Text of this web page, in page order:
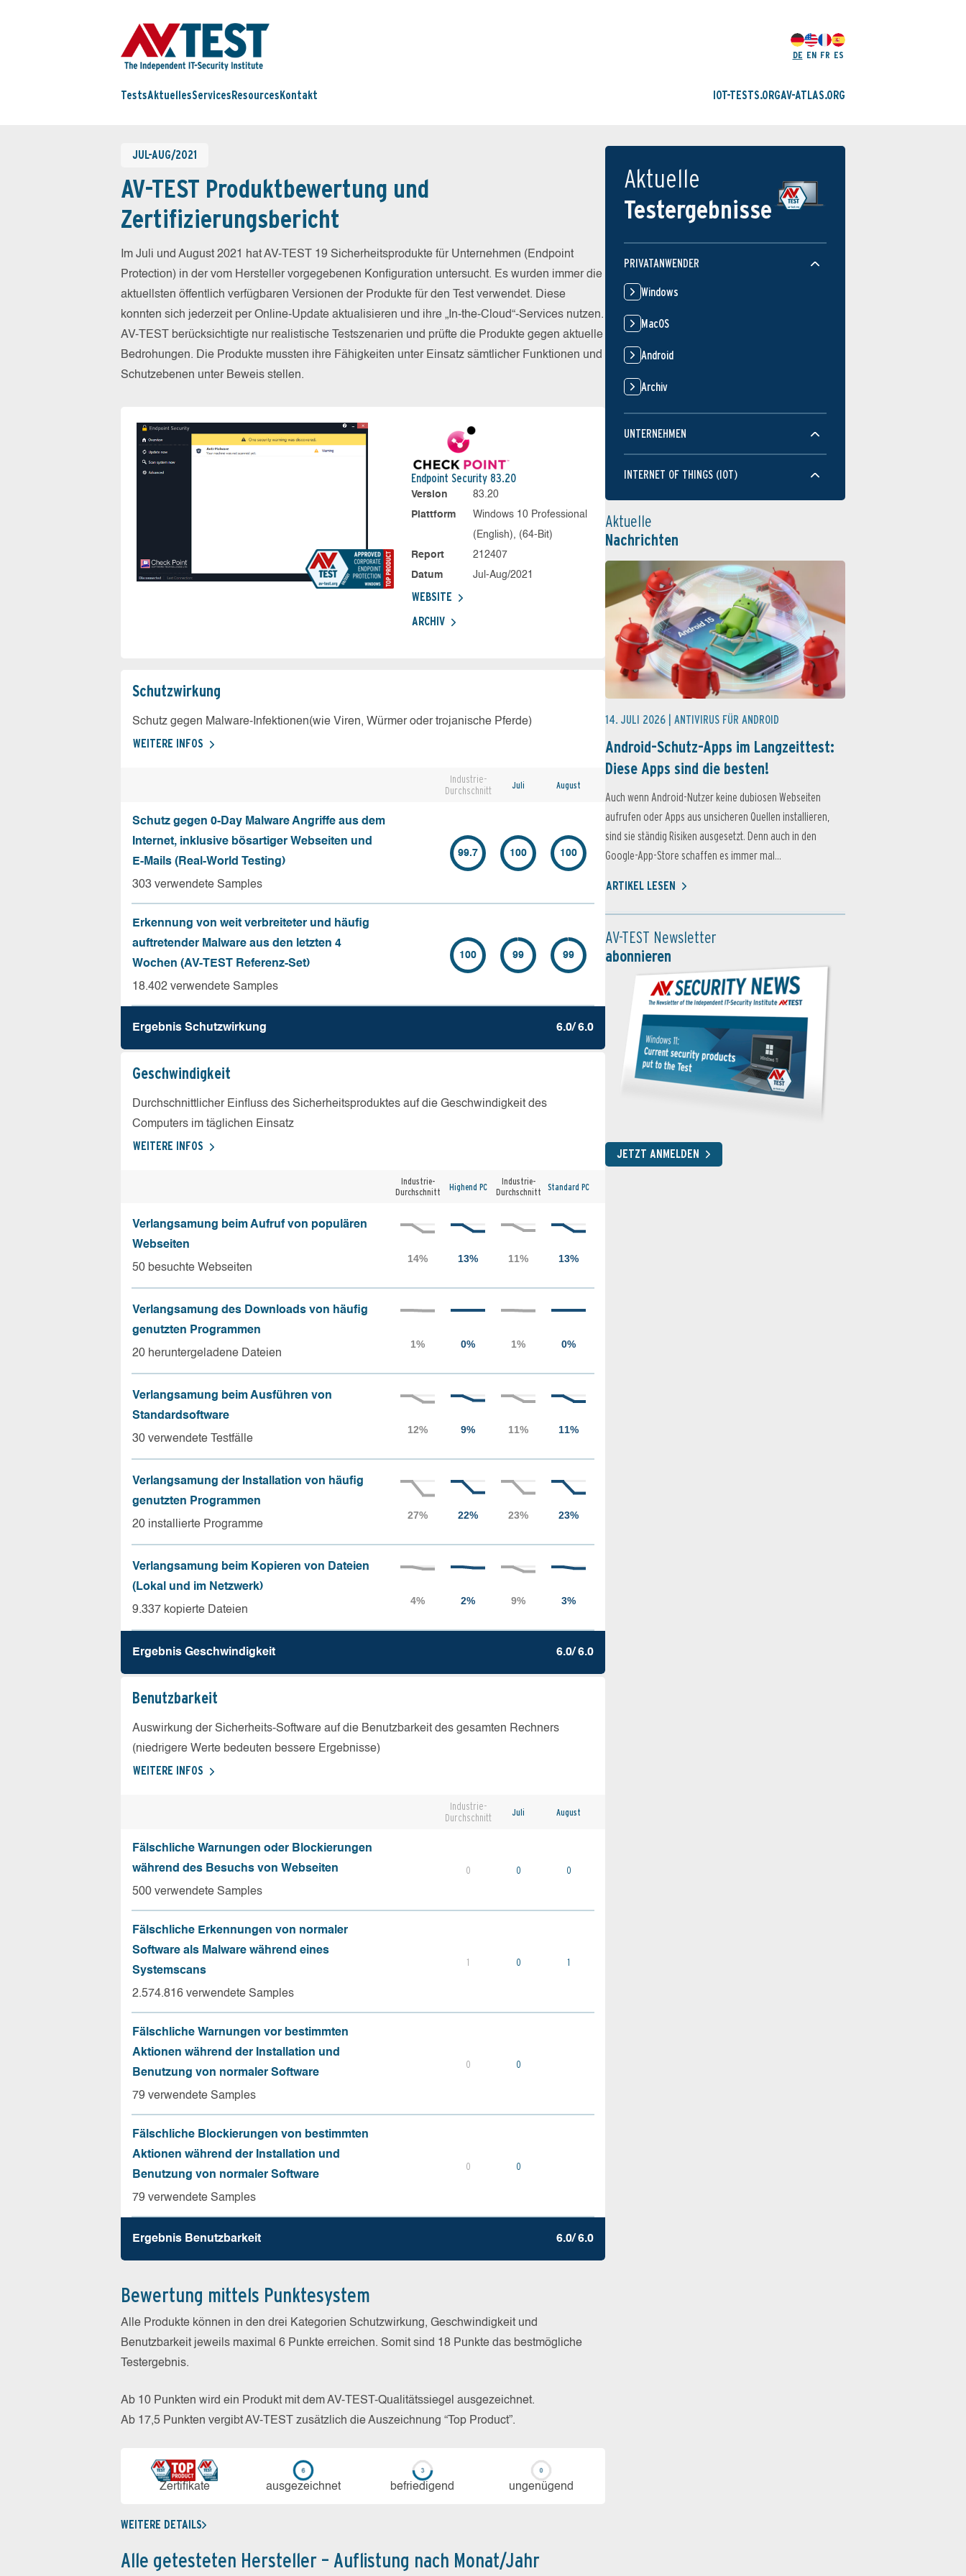
DE EN FR ES
TestsAktuellesServices Resources Kontakt IOT-TESTS.ORGAV-ATLAS.ORG
JUL-AUG/2021
AV-TEST Produktbewertung und
Zertifizierungsbericht
Im Juli und August 2021 hat AV-TEST 19 Sicherheitsprodukte für Unternehmen (Endpoint
Protection) in der vom Hersteller vorgegebenen Konfiguration untersucht. Es wurden immer die
aktuellsten öffentlich verfügbaren Versionen der Produkte für den Test verwendet. Diese
konnten sich jederzeit per Online-Update aktualisieren und ihre „In-the-Cloud“-Services nutzen.
AV-TEST berücksichtigte nur realistische Testszenarien und prüfte die Produkte gegen aktuelle
Bedrohungen. Die Produkte mussten ihre Fähigkeiten unter Einsatz sämtlicher Funktionen und
Schutzebenen unter Beweis stellen.
Endpoint Security 83.20
Version
83.20
Plattform
Windows 10 Professional
(English), (64-Bit)
Report
212407
Datum
Jul-Aug/2021
WEBSITE
ARCHIV
Schutz­wirkung
Schutz gegen Malware-Infektionen(wie Viren, Würmer oder trojanische Pferde)
WEITERE INFOS
Industrie-
Durchschnitt
Juli August
Schutz gegen 0-Day Malware Angriffe aus dem
Internet, inklusive bösartiger Webseiten und
E-Mails (Real-World Testing)
303 verwendete Samples
99.7 100 100
Erkennung von weit verbreiteter und häufig
auftretender Malware aus den letzten 4
Wochen (AV-TEST Referenz-Set)
18.402 verwendete Samples
100 99 99
Ergebnis Schutz­wirkung 6.0/ 6.0
Geschw­indigkeit
Durchschnittlicher Einfluss des Sicherheitsproduktes auf die Geschwindigkeit des
Computers im täglichen Einsatz
WEITERE INFOS
Industrie-
Durchschnitt
Highend PC
Industrie-
Durchschnitt
Standard PC
Verlangsamung beim Aufruf von populären
Webseiten
50 besuchte Webseiten
Verlangsamung des Downloads von häufig
genutzten Programmen
20 heruntergeladene Dateien
Verlangsamung beim Ausführen von
Standardsoftware
30 verwendete Testfälle
Verlangsamung der Installation von häufig
genutzten Programmen
20 installierte Programme
Verlangsamung beim Kopieren von Dateien
(Lokal und im Netzwerk)
9.337 kopierte Dateien
Ergebnis Geschw­indigkeit 6.0/ 6.0
Benutz­barkeit
Auswirkung der Sicherheits-Software auf die Benutzbarkeit des gesamten Rechners
(niedrigere Werte bedeuten bessere Ergebnisse)
WEITERE INFOS
Industrie-
Durchschnitt
Juli August
Fälschliche Warnungen oder Blockierungen
während des Besuchs von Webseiten
500 verwendete Samples
0 0 0
Fälschliche Erkennungen von normaler
Software als Malware während eines
Systemscans
2.574.816 verwendete Samples
1 0 1
Fälschliche Warnungen vor bestimmten
Aktionen während der Installation und
Benutzung von normaler Software
79 verwendete Samples
0 0
Fälschliche Blockierungen von bestimmten
Aktionen während der Installation und
Benutzung von normaler Software
79 verwendete Samples
0 0
Ergebnis Benutz­barkeit 6.0/ 6.0
Bewertung mittels Punktesystem
Alle Produkte können in den drei Kategorien Schutzwirkung, Geschwindigkeit und
Benutzbarkeit jeweils maximal 6 Punkte erreichen. Somit sind 18 Punkte das bestmögliche
Testergebnis.
Ab 10 Punkten wird ein Produkt mit dem AV-TEST-Qualitätssiegel ausgezeichnet.
Ab 17,5 Punkten vergibt AV-TEST zusätzlich die Auszeichnung “Top Product”.
Zerti­fikate aus­ge­zeich­net be­frie­di­gend un­ge­nü­gend
WEITERE DETAILS
Alle getesteten Hersteller – Auflistung nach Monat/Jahr
Aktuelle
Testergebnisse
PRIVATANWENDER
Windows
MacOS
Android
Archiv
UNTERNEHMEN
INTERNET OF THINGS (IOT)
Aktuelle
Nachrichten
14. JULI 2026 | ANTIVIRUS FÜR ANDROID
Android-Schutz-Apps im Langzeittest:
Diese Apps sind die besten!
Auch wenn Android-Nutzer keine dubiosen Webseiten
aufrufen oder Apps aus unsicheren Quellen installieren,
sind sie ständig Risiken ausgesetzt. Denn auch in den
Google-App-Store schaffen es immer mal...
ARTIKEL LESEN
AV-TEST Newsletter
abonnieren
JETZT ANMELDEN